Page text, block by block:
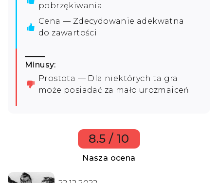
pobrzękiwania
Cena — Zdecydowanie adekwatna
do zawartości
Minusy:
Prostota — Dla niektórych ta gra
może posiadać za mało urozmaiceń
8.5 / 10
Nasza ocena